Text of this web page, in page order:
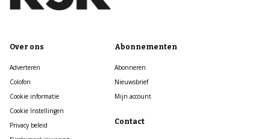
Over ons
Adverteren
Colofon
Cookie informatie
Cookie Instellingen
Privacy beleid
Abonnementen
Abonneren
Nieuwsbrief
Mijn account
Contact